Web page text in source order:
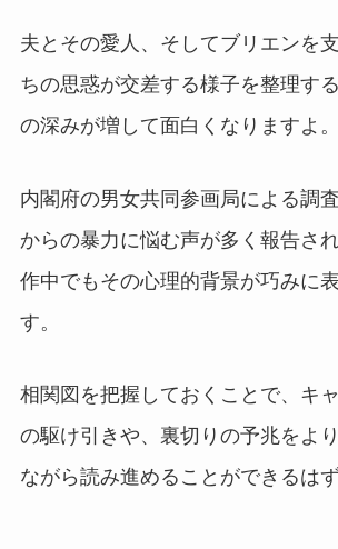
夫とその愛人、そしてブリエンを
ちの思惑が交差する様子を整理す
の深みが増して面白くなりますよ。
内閣府の男女共同参画局による調
からの暴力に悩む声が多く報告さ
作中でもその心理的背景が巧みに
す。
相関図を把握しておくことで、キ
の駆け引きや、裏切りの予兆をよ
ながら読み進めることができるはず